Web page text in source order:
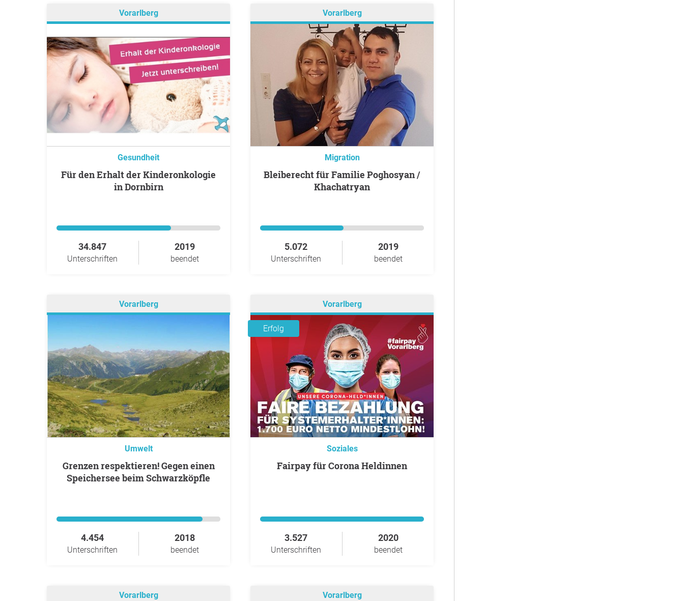
Vorarlberg
Gesundheit
Für den Erhalt der Kinderonkologie
in Dornbirn
34.847
Unterschriften
2019
beendet
Vorarlberg
Migration
Bleiberecht für Familie Poghosyan /
Khachatryan
5.072
Unterschriften
2019
beendet
Vorarlberg
Umwelt
Grenzen respektieren! Gegen einen
Speichersee beim Schwarzköpfle
4.454
Unterschriften
2018
beendet
Vorarlberg
Erfolg
Soziales
Fairpay für Corona Heldinnen
3.527
Unterschriften
2020
beendet
Vorarlberg Vorarlberg